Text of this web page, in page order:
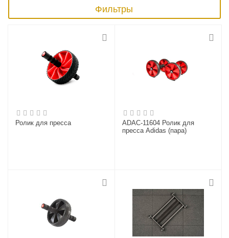
Фильтры
Ролик для пресса
ADAC-11604 Ролик для
пресса Adidas (пара)